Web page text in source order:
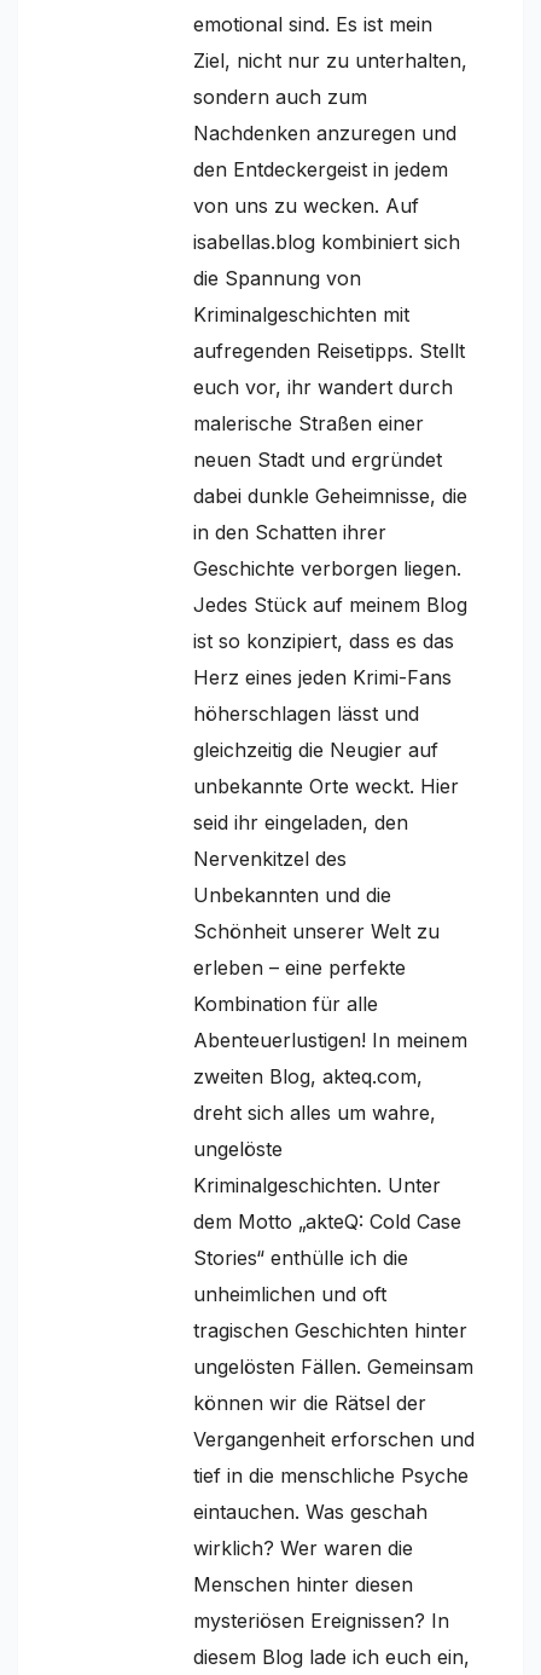
emotional sind. Es ist mein
Ziel, nicht nur zu unterhalten,
sondern auch zum
Nachdenken anzuregen und
den Entdeckergeist in jedem
von uns zu wecken. Auf
isabellas.blog kombiniert sich
die Spannung von
Kriminalgeschichten mit
aufregenden Reisetipps. Stellt
euch vor, ihr wandert durch
malerische Straßen einer
neuen Stadt und ergründet
dabei dunkle Geheimnisse, die
in den Schatten ihrer
Geschichte verborgen liegen.
Jedes Stück auf meinem Blog
ist so konzipiert, dass es das
Herz eines jeden Krimi-Fans
höherschlagen lässt und
gleichzeitig die Neugier auf
unbekannte Orte weckt. Hier
seid ihr eingeladen, den
Nervenkitzel des
Unbekannten und die
Schönheit unserer Welt zu
erleben – eine perfekte
Kombination für alle
Abenteuerlustigen! In meinem
zweiten Blog, akteq.com,
dreht sich alles um wahre,
ungelöste
Kriminalgeschichten. Unter
dem Motto „akteQ: Cold Case
Stories“ enthülle ich die
unheimlichen und oft
tragischen Geschichten hinter
ungelösten Fällen. Gemeinsam
können wir die Rätsel der
Vergangenheit erforschen und
tief in die menschliche Psyche
eintauchen. Was geschah
wirklich? Wer waren die
Menschen hinter diesen
mysteriösen Ereignissen? In
diesem Blog lade ich euch ein,